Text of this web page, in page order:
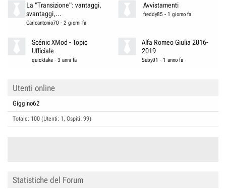
La "Transizione": vantaggi,
svantaggi,...
Carloantonio70 - 2 giorni fa
Avvistamenti
freddy85 - 1 giorno fa
Scénic XMod - Topic
Ufficiale
quicktake -3 anni fa
Alfa Romeo Giulia 2016-
2019
Suby01 - 1 anno fa
Utenti online
Giggino62
Totale: 100 (Utenti: 1, Ospiti: 99)
Statistiche del Forum